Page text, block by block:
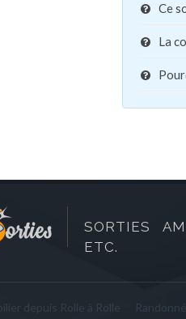
Ce
La
SORTIES
ETC.
depuis Rolle à Rolle